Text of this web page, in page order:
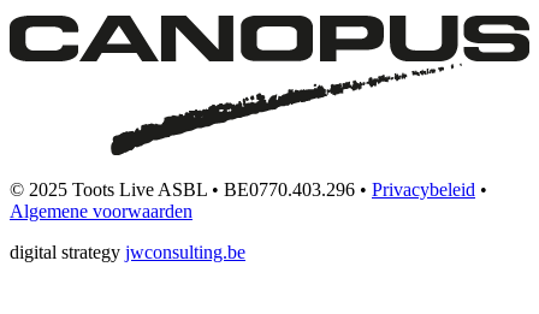
© 2025 Toots Live ASBL • BE0770.403.296 • Privacybeleid •
Algemene voorwaarden
digital strategy jwconsulting.be